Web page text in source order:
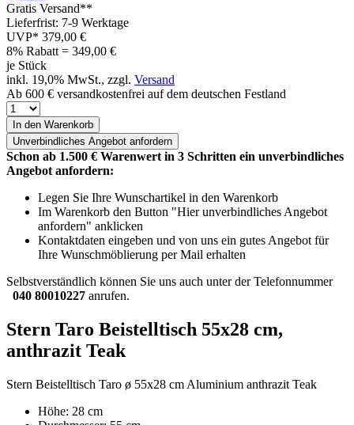
Gratis Versand**
Lieferfrist: 7-9 Werktage
UVP* 379,00 €
8% Rabatt = 349,00 €
je Stück
inkl. 19,0% MwSt., zzgl. Versand
Ab 600 € versandkostenfrei auf dem deutschen Festland
In den Warenkorb
Unverbindliches Angebot anfordern
Schon ab 1.500 € Warenwert in 3 Schritten ein unverbindliches
Angebot anfordern:
Legen Sie Ihre Wunschartikel in den Warenkorb
Im Warenkorb den Button "Hier unverbindliches Angebot
anfordern" anklicken
Kontaktdaten eingeben und von uns ein gutes Angebot für
Ihre Wunschmöblierung per Mail erhalten
Selbstverständlich können Sie uns auch unter der Telefonnummer
040 80010227 anrufen.
Stern Taro Beistelltisch 55x28 cm,
anthrazit Teak
Stern Beistelltisch Taro ø 55x28 cm Aluminium anthrazit Teak
Höhe: 28 cm